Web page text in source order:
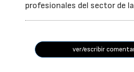
profesionales del sector de
ver/escribir